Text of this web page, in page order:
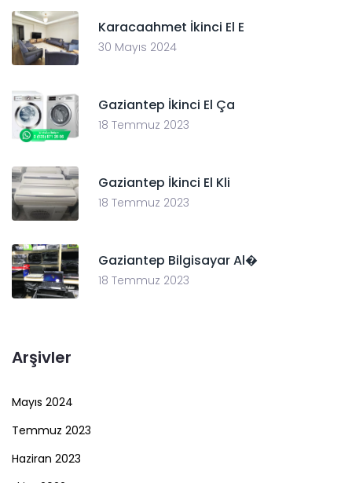
Karacaahmet İkinci El E
30 Mayıs 2024
Gaziantep İkinci El Ça
18 Temmuz 2023
Gaziantep İkinci El Kli
18 Temmuz 2023
Gaziantep Bilgisayar Al�
18 Temmuz 2023
Arşivler
Mayıs 2024
Temmuz 2023
Haziran 2023